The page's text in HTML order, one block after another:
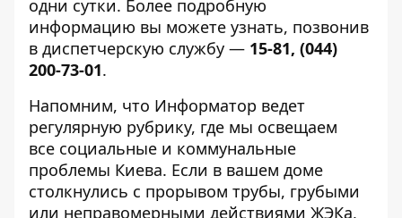
одни сутки. Более подробную
информацию вы можете узнать, позвонив
в диспетчерскую службу — 15-81, (044)
200-73-01.
Напомним, что Информатор ведет
регулярную рубрику, где мы освещаем
все социальные и коммунальные
проблемы Киева. Если в вашем доме
столкнулись с прорывом трубы, грубыми
или неправомерными действиями ЖЭКа,